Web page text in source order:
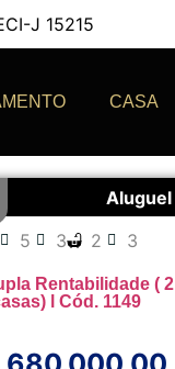
J 15215
CASA
Aluguel
5 3 2 3
Rentabilidade ( 2
l Cód. 1149